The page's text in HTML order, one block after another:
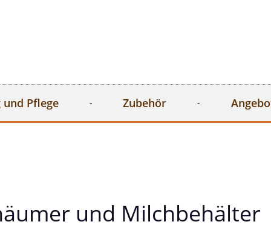
und Pflege Zubehör
und Milchbehälter